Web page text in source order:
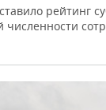
рейтинг
численности